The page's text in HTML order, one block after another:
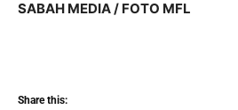
SABAH MEDIA / FOTO MFL
Share this: